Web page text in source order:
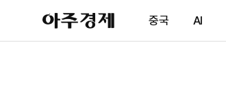
아
주
제
중국 AI